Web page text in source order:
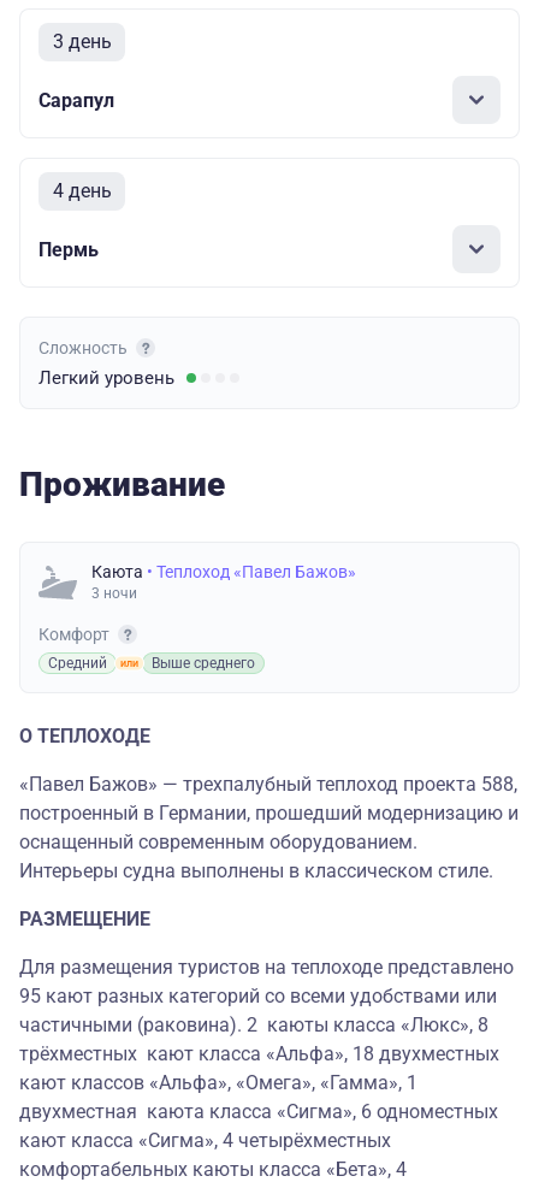
3 день
Сарапул
4 день
Пермь
Сложность
Легкий уровень
Проживание
Каюта • Теплоход «Павел Бажов»
3 ночи
Комфорт
Средний Выше среднего
О ТЕПЛОХОДЕ
«Павел Бажов» — трехпалубный теплоход проекта 588,
построенный в Германии, прошедший модернизацию и
оснащенный современным оборудованием.
Интерьеры судна выполнены в классическом стиле.
РАЗМЕЩЕНИЕ
Для размещения туристов на теплоходе представлено
95 кают разных категорий со всеми удобствами или
частичными (раковина). 2 каюты класса «Люкс», 8
трёхместных кают класса «Альфа», 18 двухместных
кают классов «Альфа», «Омега», «Гамма», 1
двухместная каюта класса «Сигма», 6 одноместных
кают класса «Сигма», 4 четырёхместных
комфортабельных каюты класса «Бета», 4